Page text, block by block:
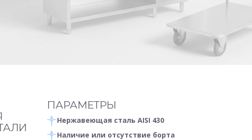
ПАРАМЕТРЫ
Нержавеющая сталь AISI 430
Наличие или отсутствие борта